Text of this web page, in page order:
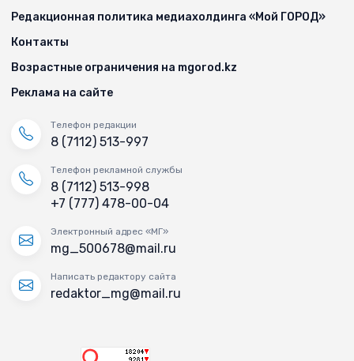
Редакционная политика медиахолдинга «Мой ГОРОД»
Контакты
Возрастные ограничения на mgorod.kz
Реклама на сайте
Телефон редакции
8 (7112) 513-997
Телефон рекламной службы
8 (7112) 513-998
+7 (777) 478-00-04
Электронный адрес «МГ»
mg_500678@mail.ru
Написать редактору сайта
redaktor_mg@mail.ru